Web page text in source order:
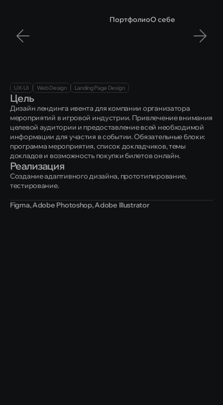
ПортфолиоО себе
игровойконференции
UX-UI Web Design Landing Page Design
Цель
Дизайн лендинга ивента для компании организатора
мероприятий в игровой индустрии. Привлечение внимания
целевой аудитории и предоставление всей необходимой
информации для участия в событии. Обязательные блоки:
программа мероприятия, список докладчиков, темы
докладов и возможность покупки билетов онлайн.
Реализация
Создание адаптивного дизайна, прототипирование,
тестирование.
Figma, Adobe Photoshop, Adobe Illustrator